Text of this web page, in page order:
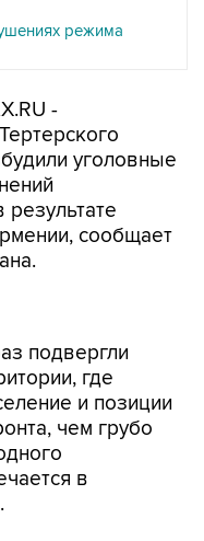
режима
-
уголовные
сообщает
и позиции
чем грубо
в